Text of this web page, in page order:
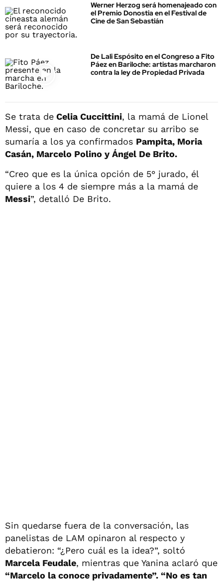
Werner Herzog será homenajeado con
el Premio Donostia en el Festival de
Cine de San Sebastián
De Lali Espósito en el Congreso a Fito
Páez en Bariloche: artistas marcharon
contra la ley de Propiedad Privada
Se trata de Celia Cuccittini, la mamá de Lionel
Messi, que en caso de concretar su arribo se
sumaría a los ya confirmados Pampita, Moria
Casán, Marcelo Polino y Ángel De Brito.
“Creo que es la única opción de 5° jurado, él
quiere a los 4 de siempre más a la mamá de
Messi”, detalló De Brito.
Sin quedarse fuera de la conversación, las
panelistas de LAM opinaron al respecto y
debatieron: “¿Pero cuál es la idea?”, soltó
Marcela Feudale, mientras que Yanina aclaró que
“Marcelo la conoce privadamente”. “No es tan